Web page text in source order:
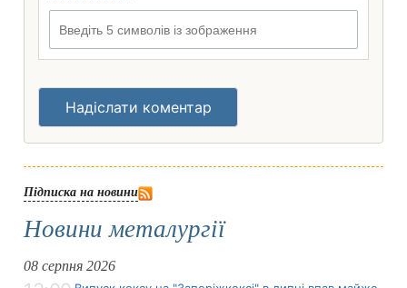
Надіслати коментар
Підписка на новини
Новини металургії
08 серпня 2026